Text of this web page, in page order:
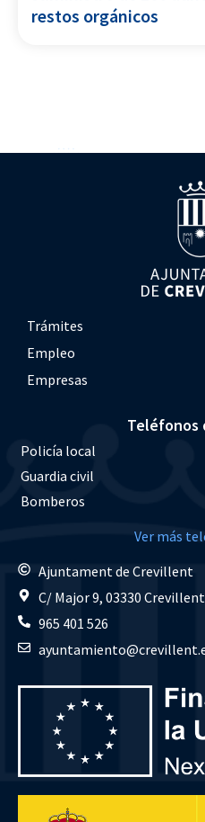
restos orgánicos
Trámites
Empleo
Empresas
Teléfonos
Policía local
Guardia civil
Bomberos
Ver más
Ajuntament de Crevillent
C/ Major 9, 03330
965 401 526